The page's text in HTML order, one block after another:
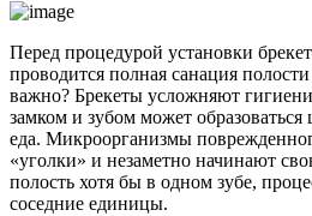
Перед процедурой установки
проводится полная санация
важно? Брекеты усложняют
замком и зубом может образоваться
еда. Микроорганизмы
«уголки» и незаметно начинают
полость хотя бы в одном зубе,
соседние единицы.